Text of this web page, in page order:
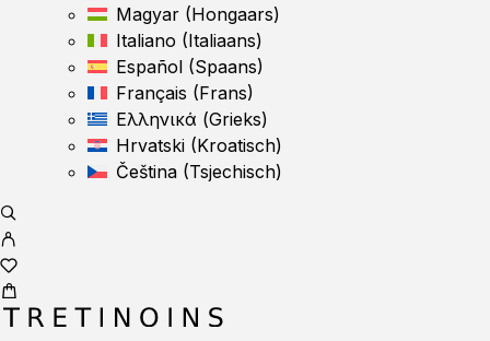
Magyar (Hongaars)
Italiano (Italiaans)
Español (Spaans)
Français (Frans)
Ελληνικά (Grieks)
Hrvatski (Kroatisch)
Čeština (Tsjechisch)